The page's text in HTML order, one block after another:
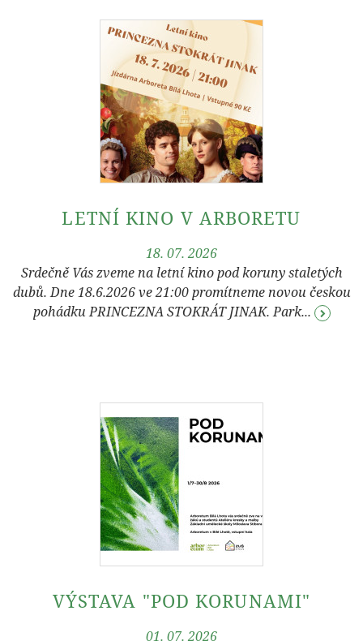
LETNÍ KINO V ARBORETU
18. 07. 2026
Srdečně Vás zveme na letní kino pod koruny staletých
dubů. Dne 18.6.2026 ve 21:00 promítneme novou českou
pohádku PRINCEZNA STOKRÁT JINAK. Park...
VÝSTAVA "POD KORUNAMI"
01. 07. 2026